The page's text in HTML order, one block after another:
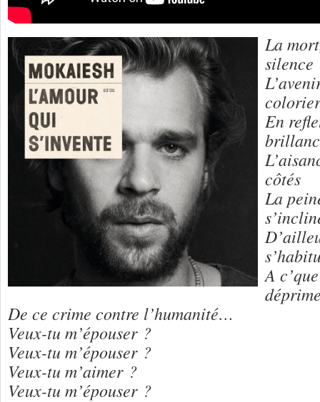
La
silence
En
côtés
La
A
De ce crime contre l’humanité…
Veux-tu m’épouser ?
Veux-tu m’épouser ?
Veux-tu m’aimer ?
Veux-tu m’épouser ?